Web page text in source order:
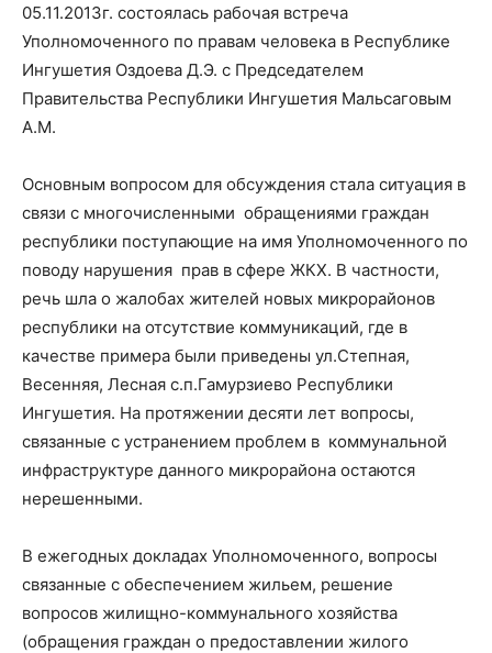
05.11.2013г. состоялась рабочая встреча
Уполномоченного по правам человека в Республике
Ингушетия Оздоева Д.Э. с Председателем
Правительства Республики Ингушетия Мальсаговым
А.М.
Основным вопросом для обсуждения стала ситуация в
связи с многочисленными обращениями граждан
республики поступающие на имя Уполномоченного по
поводу нарушения прав в сфере ЖКХ. В частности,
речь шла о жалобах жителей новых микрорайонов
республики на отсутствие коммуникаций, где в
качестве примера были приведены ул.Степная,
Весенняя, Лесная с.п.Гамурзиево Республики
Ингушетия. На протяжении десяти лет вопросы,
связанные с устранением проблем в коммунальной
инфраструктуре данного микрорайона остаются
нерешенными.
В ежегодных докладах Уполномоченного, вопросы
связанные с обеспечением жильем, решение
вопросов жилищно-коммунального хозяйства
(обращения граждан о предоставлении жилого